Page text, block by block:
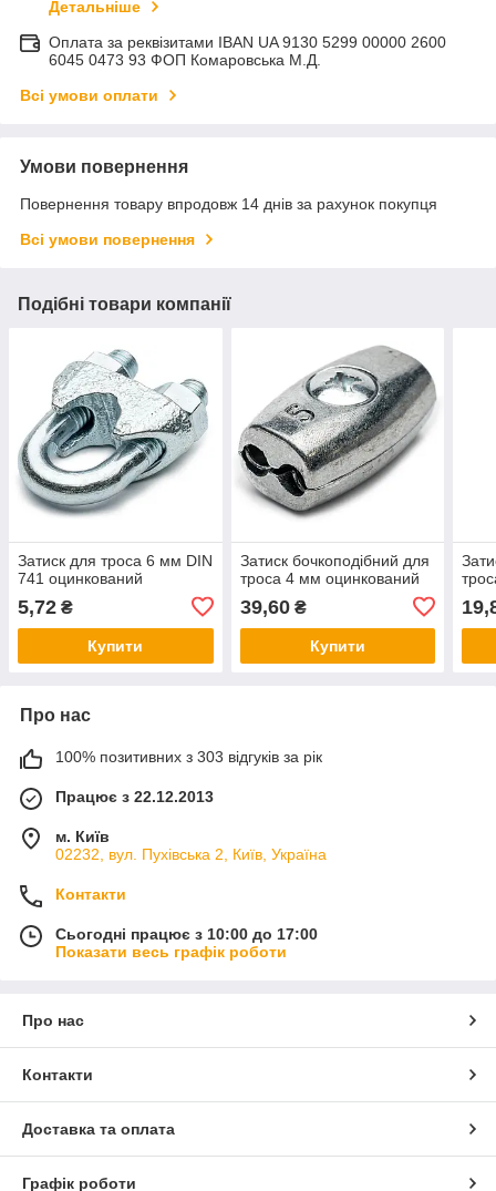
Детальніше
Оплата за реквізитами IBAN UA 9130 5299 00000 2600
6045 0473 93 ФОП Комаровська М.Д.
Всі умови оплати
Умови повернення
Повернення товару впродовж 14 днів за рахунок покупця
Всі умови повернення
Подібні товари компанії
Затиск для троса 6 мм DIN
741 оцинкований
5,72 ₴
Купити
Затиск бочкоподібний для
троса 4 мм оцинкований
39,60₴
Купити
Про нас
100% позитивних з 303 відгуків за рік
Працює з 22.12.2013
м. Київ
02232, вул. Пухівська 2, Київ, Україна
Контакти
Сьогодні працює з 10:00 до 17:00
Показати весь графік роботи
Про нас
Контакти
Доставка та оплата
Графік роботи